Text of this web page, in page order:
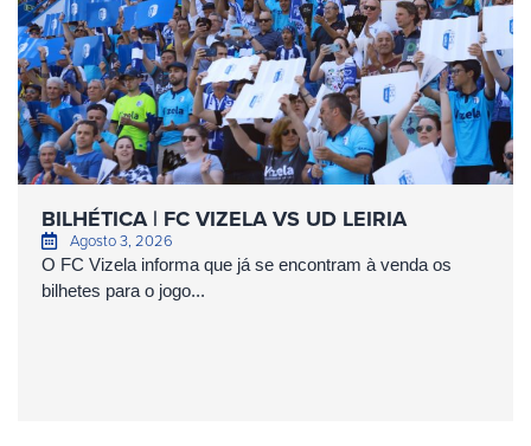
BILHÉTICA | FC VIZELA VS UD LEIRIA
Agosto 3, 2026
O FC Vizela informa que já se encontram à venda os
bilhetes para o jogo...